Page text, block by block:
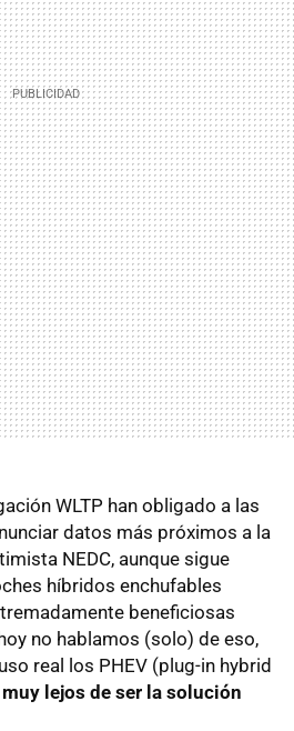
WLTP han obligado a las
datos más próximos a la
NEDC, aunque sigue
híbridos enchufables
beneficiosas
no hablamos (solo) de eso,
real los PHEV (plug-in hybrid
lejos de ser la solución